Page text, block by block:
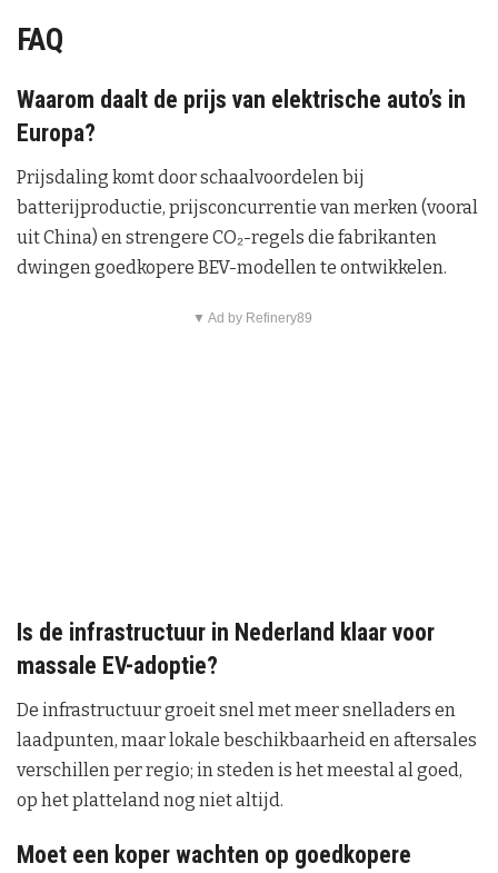
FAQ
Waarom daalt de prijs van elektrische auto’s in
Europa?
Prijsdaling komt door schaalvoordelen bij
batterijproductie, prijsconcurrentie van merken (vooral
uit China) en strengere CO₂-regels die fabrikanten
dwingen goedkopere BEV-modellen te ontwikkelen.
▼ Ad by Refinery89
Is de infrastructuur in Nederland klaar voor
massale EV-adoptie?
De infrastructuur groeit snel met meer snelladers en
laadpunten, maar lokale beschikbaarheid en aftersales
verschillen per regio; in steden is het meestal al goed,
op het platteland nog niet altijd.
Moet een koper wachten op goedkopere